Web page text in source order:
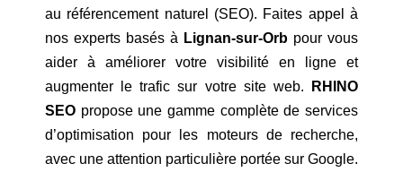
au référencement naturel (SEO). Faites appel à
nos experts basés à Lignan-sur-Orb pour vous
aider à améliorer votre visibilité en ligne et
augmenter le trafic sur votre site web.
RHINO
SEOpropose une gamme complète de services
d’optimisation pour les moteurs de recherche,
avec une attention particulière portée sur Google.